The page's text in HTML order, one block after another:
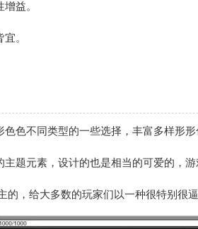
益。
。
色不同类型的一些选择，丰富多样形形
题元素，设计的也是相当的可爱的，游
的，给大多数的玩家们以一种很特别很